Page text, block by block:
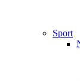
Sport